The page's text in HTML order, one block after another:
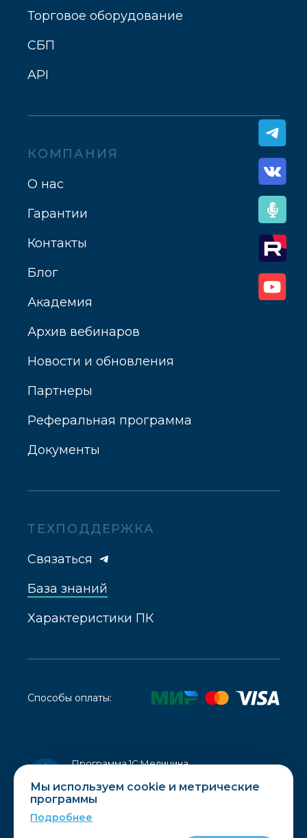
Способы оплаты:
Программа 1С:Медицина.
в реестр отечественного ПО, запись
в реестре от 05.09.2016 №1340
Торговое оборудование
СБП
API
КОМПАНИЯ
О нас
Гарантии
Контакты
Блог
Академия
Архив вебинаров
Новости и обновления
Партнеры
Реферальная программа
Документы
ТЕХПОДДЕРЖКА
Связаться
База знаний
Характеристики ПК
Мы используем cookie и метрические
программы
Подробнее